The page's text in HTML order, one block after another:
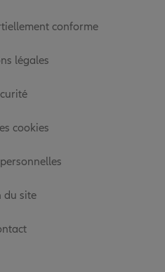
conforme
légales
cookies
du site